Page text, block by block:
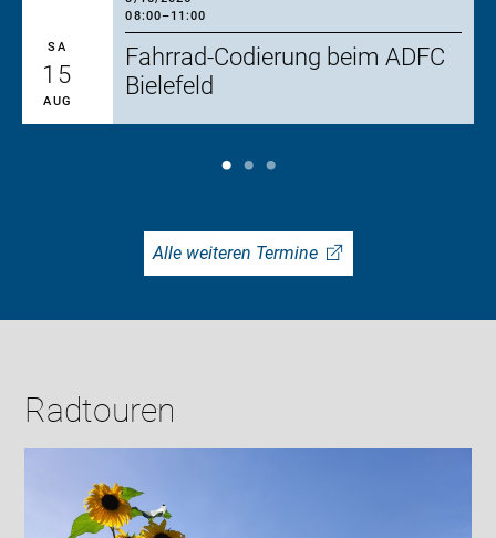
08:00–11:00
SA
15
AUG
Fahrrad-Codierung beim ADFC
Bielefeld
Alle weiteren Termine
Radtouren